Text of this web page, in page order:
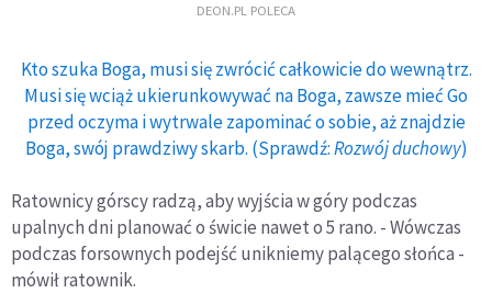
DEON.PL POLECA
Kto szuka Boga, musi się zwrócić całkowicie do wewnątrz.
Musi się wciąż ukierunkowywać na Boga, zawsze mieć Go
przed oczyma i wytrwale zapominać o sobie, aż znajdzie
Boga, swój prawdziwy skarb. (Sprawdź:Rozwój duchowy)
Ratownicy górscy radzą, aby wyjścia w góry podczas
upalnych dni planować o świcie nawet o 5 rano. - Wówczas
podczas forsownych podejść unikniemy palącego słońca -
mówił ratownik.